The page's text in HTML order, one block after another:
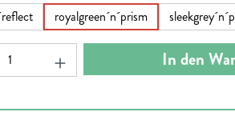
royalgreen´n´prism
Anzahl: Gib den In den